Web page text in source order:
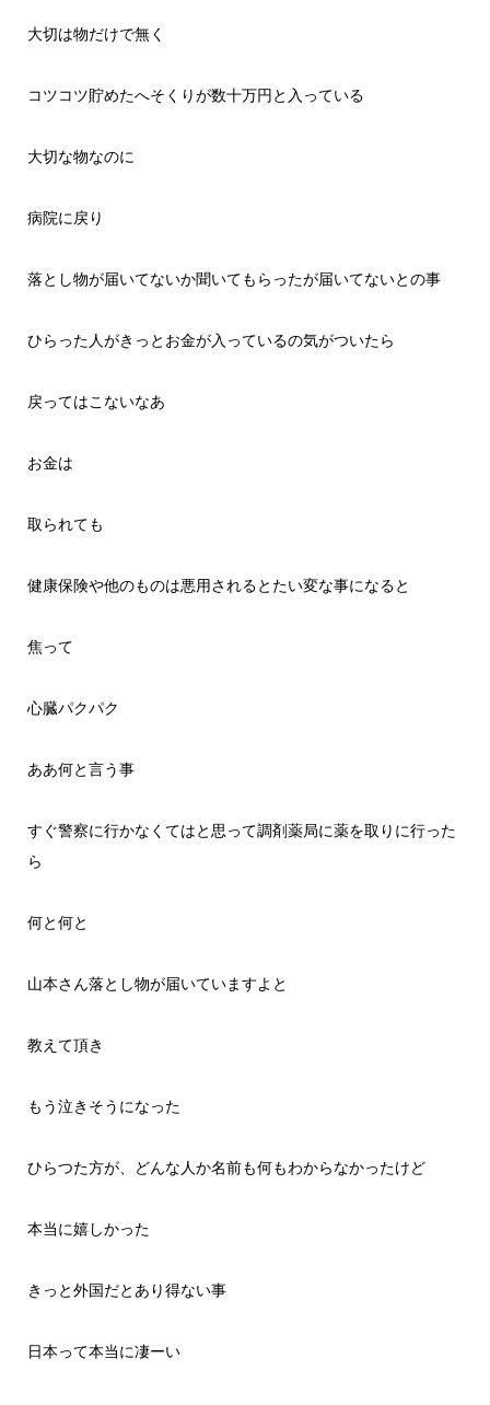
大切は物だけで無く
コツコツ貯めたへそくりが数十万円と入っている
大切な物なのに
病院に戻り
落とし物が届いてないか聞いてもらったが届いてないとの事
ひらった人がきっとお金が入っているの気がついたら
戻ってはこないなあ
お金は
取られても
健康保険や他のものは悪用されるとたい変な事になると
焦って
心臓パクパク
ああ何と言う事
すぐ警察に行かなくてはと思って調剤薬局に薬を取りに行った
ら
何と何と
山本さん落とし物が届いていますよと
教えて頂き
もう泣きそうになった
ひらつた方が、どんな人か名前も何もわからなかったけど
本当に嬉しかった
きっと外国だとあり得ない事
日本って本当に凄ーい